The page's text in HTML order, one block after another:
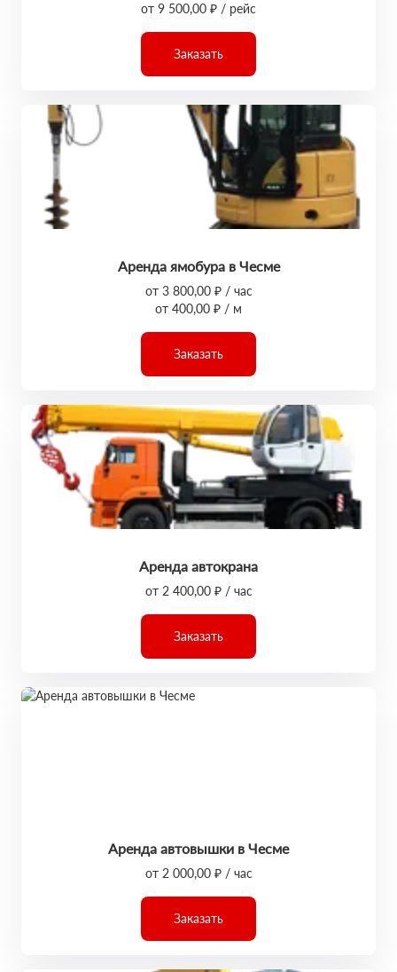
от 9 500,00 ₽ / рейс
Заказать
Аренда ямобура в Чесме
от 3 800,00 ₽ / час
от 400,00 ₽ / м
Заказать
Аренда автокрана
от 2 400,00 ₽ / час
Заказать
Аренда автовышки в Чесме
от 2 000,00 ₽ / час
Заказать